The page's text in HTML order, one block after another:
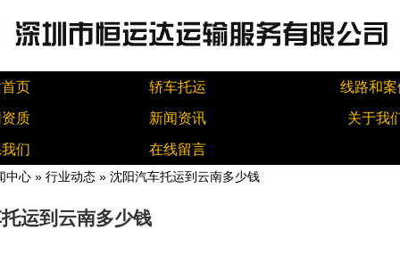
页 轿车托运 线路和案
质 新闻资讯 关于我
们 在线留言
中心 » 行业动态 » 沈阳汽车托运到云南多少钱
运到云南多少钱